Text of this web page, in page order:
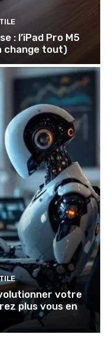
: l’iPad Pro M5
change tout)
votre
plus vous en